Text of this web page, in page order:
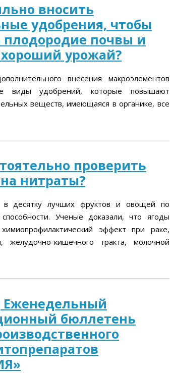
вносить
удобрения, чтобы
почвы и
урожай?
внесения макроэлементов
виды удобрений, которые повышают
веществ, имеющаяся в органике, все
проверить
нитраты?
в десятку лучших фруктов и овощей по
способности. Ученые доказали, что ягоды
эффект при раке,
желудочно-кишечного тракта, молочной
бюллетень